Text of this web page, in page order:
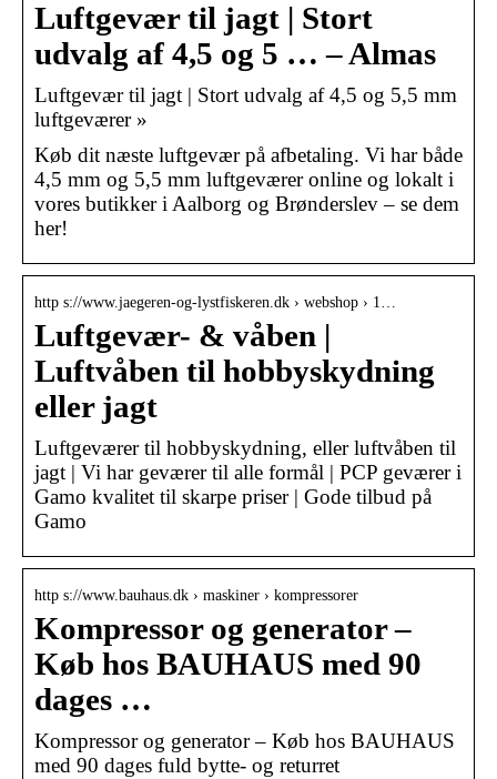
Luftgevær til jagt | Stort
udvalg af 4,5 og 5 … – Almas
Luftgevær til jagt | Stort udvalg af 4,5 og 5,5 mm
luftgeværer »
Køb dit næste luftgevær på afbetaling. Vi har både
4,5 mm og 5,5 mm luftgeværer online og lokalt i
vores butikker i Aalborg og Brønderslev – se dem
her!
http s://www.jaegeren-og-lystfiskeren.dk › webshop › 1…
Luftgevær- & våben |
Luftvåben til hobbyskydning
eller jagt
Luftgeværer til hobbyskydning, eller luftvåben til
jagt | Vi har geværer til alle formål | PCP geværer i
Gamo kvalitet til skarpe priser | Gode tilbud på
Gamo
http s://www.bauhaus.dk › maskiner › kompressorer
Kompressor og generator –
Køb hos BAUHAUS med 90
dages …
Kompressor og generator – Køb hos BAUHAUS
med 90 dages fuld bytte- og returret